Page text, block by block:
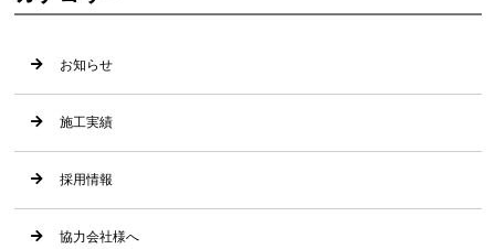
お知らせ
施工実績
採用情報
協力会社様へ